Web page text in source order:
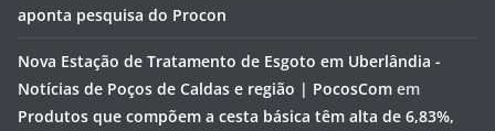
aponta pesquisa do Procon
Nova Estação de Tratamento de Esgoto em Uberlândia -
Notícias de Poços de Caldas e região | PocosCom em
Produtos que compõem a cesta básica têm alta de 6,83%,